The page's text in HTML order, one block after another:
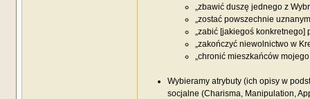
„zbawić duszę jednego z
„zostać powszechnie
„zabić [jakiegoś konkretnego]
„zakończyć niewolnictwo w
„chronić mieszkańców
Wybieramy atrybuty (ich opisy w
socjalne (Charisma, Manipulation,